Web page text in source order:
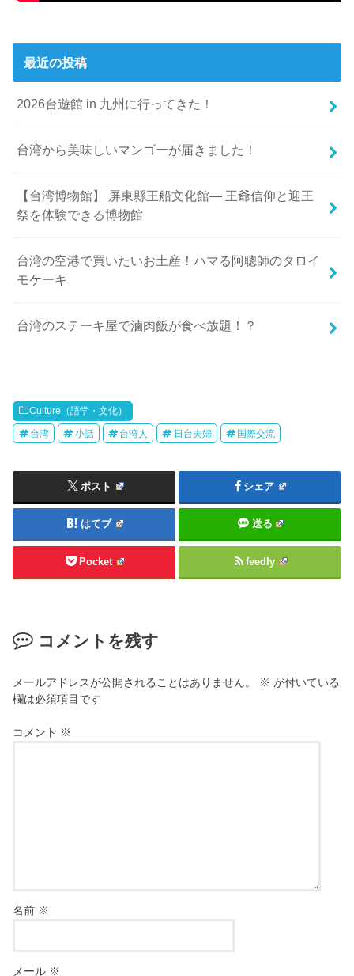
最近の投稿
2026台遊館 in 九州に行ってきた！
台湾から美味しいマンゴーが届きました！
【台湾博物館】 屏東縣王船文化館— 王爺信仰と迎王
祭を体験できる博物館
台湾の空港で買いたいお土産！ハマる阿聰師のタロイ
モケーキ
台湾のステーキ屋で滷肉飯が食べ放題！？
Culture（語学・文化）
台湾 小話 台湾人 日台夫婦 国際交流
ポスト シェア
はてブ 送る
Pocket feedly
コメントを残す
メールアドレスが公開されることはありません。 ※ が付いている
欄は必須項目です
コメント ※
名前 ※
メール ※